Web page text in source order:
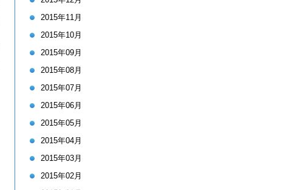
2015年11月
2015年10月
2015年09月
2015年08月
2015年07月
2015年06月
2015年05月
2015年04月
2015年03月
2015年02月